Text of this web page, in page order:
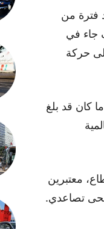
فترة من
جاء في
حركة
حاليا بين 1150 و1160 درهما، بعدما كان قد بلغ
معتبرين
تصاعدي.